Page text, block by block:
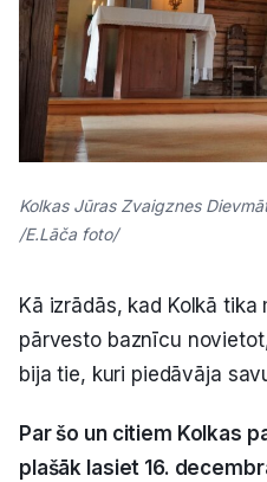
Kolkas Jūras Zvaigznes
/E.Lāča foto/
Kā izrādās, kad Kolkā
pārvesto baznīcu
bija tie, kuri piedāvāja
Par šo un citiem Kolkas
plašāk lasiet 16.